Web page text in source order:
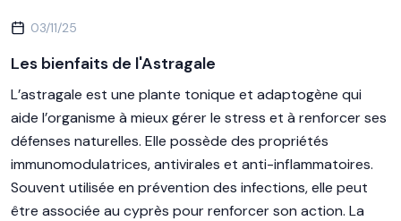
03/11/25
Les bienfaits de l'Astragale
L’astragale est une plante tonique et adaptogène qui
aide l’organisme à mieux gérer le stress et à renforcer ses
défenses naturelles. Elle possède des propriétés
immunomodulatrices, antivirales et anti-inflammatoires.
Souvent utilisée en prévention des infections, elle peut
être associée au cyprès pour renforcer son action. La